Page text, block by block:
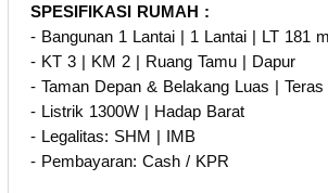
SPESIFIKASI RUMAH :
- Bangunan 1 Lantai | 1 Lantai | LT 181
- KT 3 | KM 2 | Ruang Tamu | Dapur
- Taman Depan & Belakang Luas |
- Listrik 1300W | Hadap Barat
- Legalitas: SHM | IMB
- Pembayaran: Cash / KPR